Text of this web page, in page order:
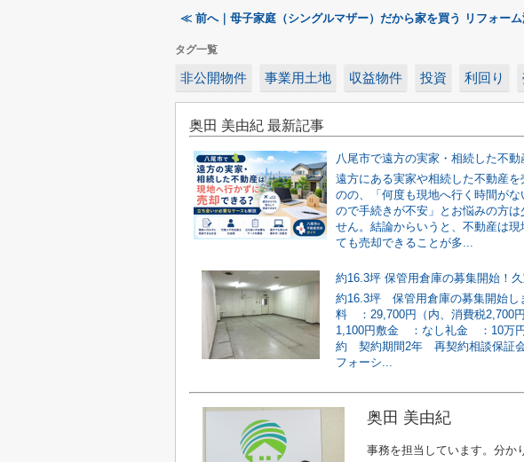
≪ 前へ｜母子家庭（シングルマザー）だから家を買う リフォー
タグ一覧
非公開物件 事業用土地 収益物件 投資 利回り
奥田 美由紀 最新記事
遠方にある実家や相続した不動産を
のの、「何度も現地へ行く時間がな
ので手続きが不安」とお悩みの方は
せん。結論からいうと、不動産は現
ても売却できることが多...
約16.3坪 保管用倉庫の募集開始し
料 ：29,700円（内、消費税2,700円
1,100円敷金 ：なし礼金 ：10万
約 契約期間2年 再契約相談保証会
フォーシ...
奥田 美由紀
事務を担当しています。分か